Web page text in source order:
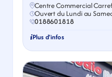
Centre Commercial
Ouvert du Lundi au
0188601818
Plus d'infos